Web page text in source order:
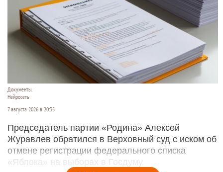
Документы.
Нейросеть
7 августа 2026 в 20:35
Председатель партии «Родина» Алексей
Журавлев обратился в Верховный суд с иском об
отмене регистрации федерального списка
«Яблока» на выборах в Госдуму.